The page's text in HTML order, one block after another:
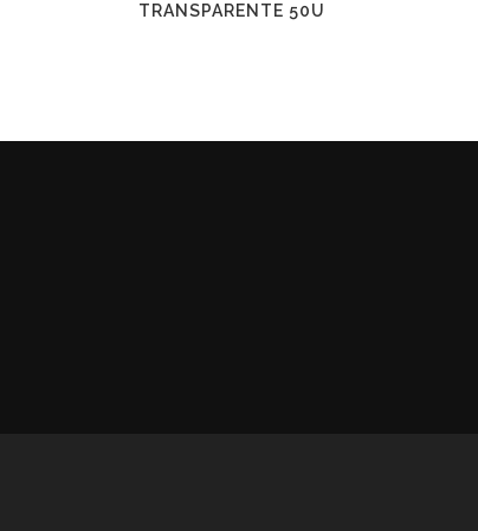
TRANSPARENTE 50U